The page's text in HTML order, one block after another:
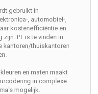
gebruikt in
, automobiel-,
kostenefficiëntie en
PT is te vinden in
kantoren/thuiskantoren
en maten maakt
in complexe
mogelijk.